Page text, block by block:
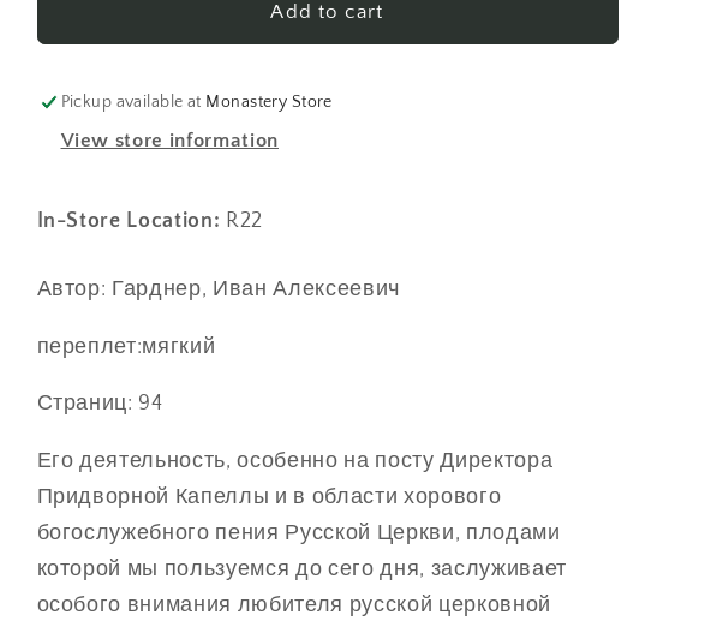
ФедоровичФедорович
Add to cart
Pickup available at Monastery Store
View store information
In-Store Location: R22
Автор: Гарднер, Иван Алексеевич
переплет:мягкий
Страниц: 94
Его деятельность, особенно на посту Директора
Придворной Капеллы и в области хорового
богослужебного пения Русской Церкви, плодами
которой мы пользуемся до сего дня, заслуживает
особого внимания любителя русской церковной